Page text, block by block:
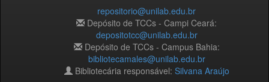
repositorio@unilab.edu.br
Depósito de TCCs - Campi Ceará:
depositotcc@unilab.edu.br
Depósito de TCCs - Campus Bahia:
bibliotecamales@unilab.edu.br
Bibliotecária responsável: Silvana Araújo